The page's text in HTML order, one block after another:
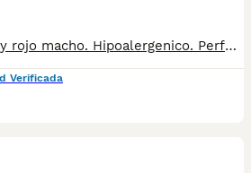
680191425. Caniche toy rojo macho. Hipoalergenico. Perfecto color rojo pimenton sin manchas, sin prognatismo, Entregados vacunados, desparasitados, con pedigre, garantia de salud virica y congenita, sanos y felices. And we speak english 659158297. Criadero familiar y cria responsable con la mejor alimentacion, y cuidados veterinarios en extensos corrales de juego y ejercicio. Cachorros muy socializados con personas y otros perros. Criamos Caniche toy, Pomeranias, Bichon maltes coreano, Maltipoo, Crestado chino, Mastin napolitano. Envios a: Andalucía: Almería, Cádiz, Córdoba, Granada, Huelva, Jaén, Málaga, Sevilla. Aragón: Huesca, Teruel, Zaragoza. Principado de Asturias: Asturias. Cantabria: Cantabria. Castilla y León: Ávila, Burgos, León, Palencia, Salamanca, Segovia, Soria, Valladolid, Zamora. Castilla-La Mancha: Albacete, Ciudad Real, Cuenca, Guadalajara, Toledo. Cataluña: Barcelona, Girona, Lleida, Tarragona. Comunidad Valenciana: Alicante, Castellón, Valencia. Extremadura: Badajoz, Cáceres. Galicia: A Coruña, Lugo, Ourense, Pontevedra. Comunidad de Madrid: Madrid. Región de Murcia: Murcia. Comunidad Foral de Navarra: Navarra. País Vasco: Álava, Bizkaia, Gipuzkoa. La Rioja: La Rioja.
Verificada